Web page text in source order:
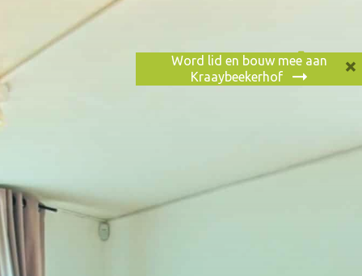
Word lid en bouw mee aan
Kraaybeekerhof
×